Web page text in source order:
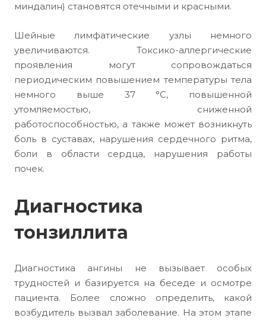
миндалин) становятся отечными и красными.
Шейные лимфатические узлы немного
увеличиваются. Токсико-аллергические
проявления могут сопровождаться
периодическим повышением температуры тела
немного выше 37 °C, повышенной
утомляемостью, сниженной
работоспособностью, а также может возникнуть
боль в суставах, нарушения сердечного ритма,
боли в области сердца, нарушения работы
почек.
Диагностика
тонзиллита
Диагностика ангины не вызывает особых
трудностей и базируется на беседе и осмотре
пациента. Более сложно определить, какой
возбудитель вызвал заболевание. На этом этапе